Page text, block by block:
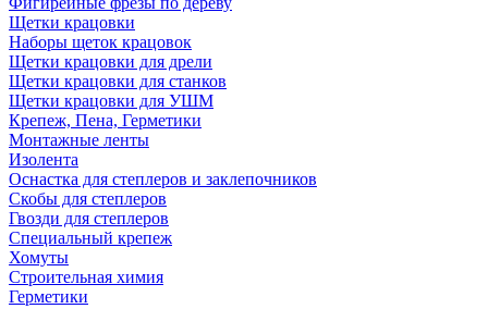
Щетки крацовки
Наборы щеток крацовок
Щетки крацовки для дрели
Щетки крацовки для станков
Щетки крацовки для УШМ
Крепеж, Пена, Герметики
Монтажные ленты
Изолента
Оснастка для степлеров и заклепочников
Скобы для степлеров
Гвозди для степлеров
Специальный крепеж
Хомуты
Строительная химия
Герметики